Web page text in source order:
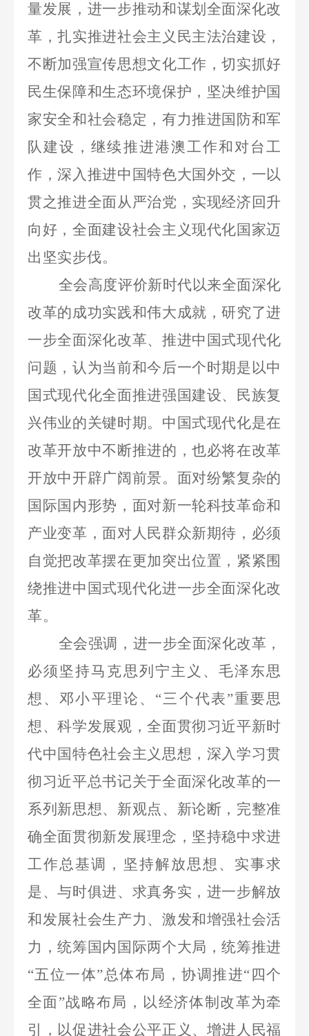
量发展，进一步推动和谋划全面深化改
革，扎实推进社会主义民主法治建设，
不断加强宣传思想文化工作，切实抓好
民生保障和生态环境保护，坚决维护国
家安全和社会稳定，有力推进国防和军
队建设，继续推进港澳工作和对台工
作，深入推进中国特色大国外交，一以
贯之推进全面从严治党，实现经济回升
向好，全面建设社会主义现代化国家迈
出坚实步伐。
全会高度评价新时代以来全面深化
改革的成功实践和伟大成就，研究了进
一步全面深化改革、推进中国式现代化
问题，认为当前和今后一个时期是以中
国式现代化全面推进强国建设、民族复
兴伟业的关键时期。中国式现代化是在
改革开放中不断推进的，也必将在改革
开放中开辟广阔前景。面对纷繁复杂的
国际国内形势，面对新一轮科技革命和
产业变革，面对人民群众新期待，必须
自觉把改革摆在更加突出位置，紧紧围
绕推进中国式现代化进一步全面深化改
革。
全会强调，进一步全面深化改革，
必须坚持马克思列宁主义、毛泽东思
想、邓小平理论、 “三个代表”重要思
想、科学发展观，全面贯彻习近平新时
代中国特色社会主义思想，深入学习贯
彻习近平总书记关于全面深化改革的一
系列新思想、新观点、新论断，完整准
确全面贯彻新发展理念，坚持稳中求进
工作总基调，坚持解放思想、实事求
是、与时俱进、求真务实，进一步解放
和发展社会生产力、激发和增强社会活
力，统筹国内国际两个大局，统筹推进
“五位一体”总体布局，协调推进“四个
全面”战略布局，以经济体制改革为牵
引，以促进社会公平正义、增进人民福